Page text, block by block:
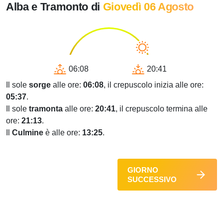
Alba e Tramonto di Giovedì 06 Agosto
06:08
20:41
Il sole sorge alle ore: 06:08, il crepuscolo inizia alle ore:
05:37.
Il sole tramonta alle ore: 20:41, il crepuscolo termina alle
ore: 21:13.
Culmine è alle ore: 13:25.
GIORNO
SUCCESSIVO